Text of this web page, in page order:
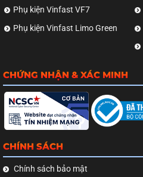
Phụ kiện Vinfast VF7
Phụ kiện Vinfast Limo Green
CHỨNG NHẬN & XÁC MINH
CHÍNH SÁCH
Chính sách bảo mật